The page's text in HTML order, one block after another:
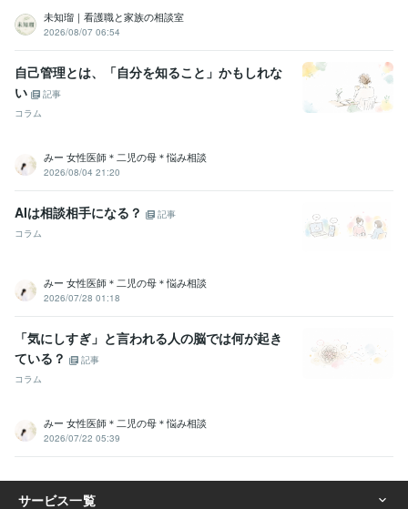
未知瑠｜看護職と家族の相談室
2026/08/07 06:54
自己管理とは、「自分を知ること」かもしれな
い
記事
コラム
みー 女性医師＊二児の母＊悩み相談
2026/08/04 21:20
AIは相談相手になる？
記事
コラム
みー 女性医師＊二児の母＊悩み相談
2026/07/28 01:18
「気にしすぎ」と言われる人の脳では何が起き
ている？
記事
コラム
みー 女性医師＊二児の母＊悩み相談
2026/07/22 05:39